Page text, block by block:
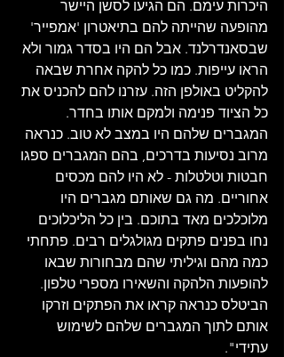
היכרות עימם. הם הגיעו לסשן היישר
מהופעה שהייתה להם בתיאטרון 'אמפייר'
שבסאנדרלנד. אבל הם היו בסדר גמור ולא
הראו עייפות. כמו כל להקה אחרת שבאה
להקליט באולפן הזה. עזרנו להם להכניס את
כל הציוד פנימה ולמקם אותו בחדר.
המגברים שלהם היו במצב לא טוב. כנראה
מרוב נסיעות בדרכים, בהם המגברים ספגו
חבטות וטלטלות - לא היו להם מכסים
אחוריים. מה גם שאותם מגברים היו
מלוכלכים מאד בתוכם. בין כל הליכלוכים
נחו בפנים פתקים מגולגלים רבים. פתחתי
כמה מהם וגיליתי שהם מבחורות שבאו
להופעות הלהקה והשאירו מספרי טלפון.
הביטלס כנראה קראו את הפתקים וזרקו
אותם לתוך המגברים שלהם לשימוש
עתידי".